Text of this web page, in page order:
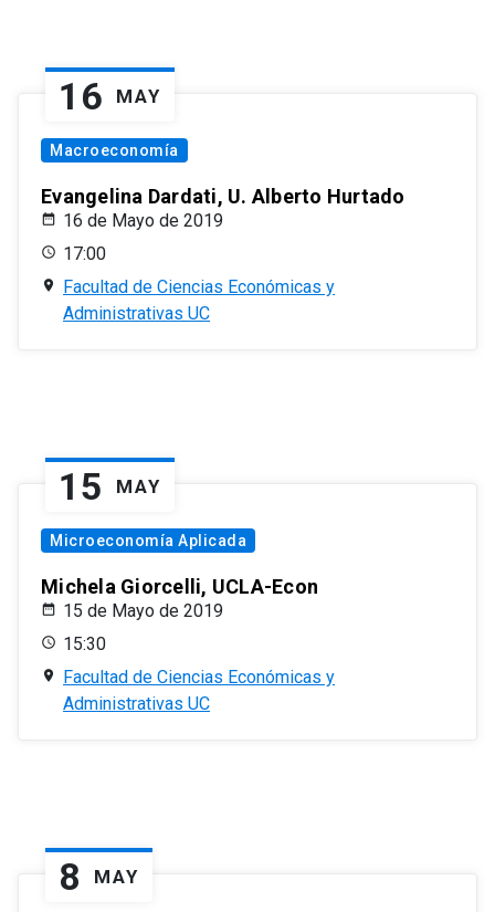
16 MAY
Macroeconomía
Evangelina Dardati, U. Alberto Hurtado
16 de Mayo de 2019
17:00
Facultad de Ciencias Económicas y
Administrativas UC
15 MAY
Microeconomía Aplicada
Michela Giorcelli, UCLA-Econ
15 de Mayo de 2019
15:30
Facultad de Ciencias Económicas y
Administrativas UC
8 MAY